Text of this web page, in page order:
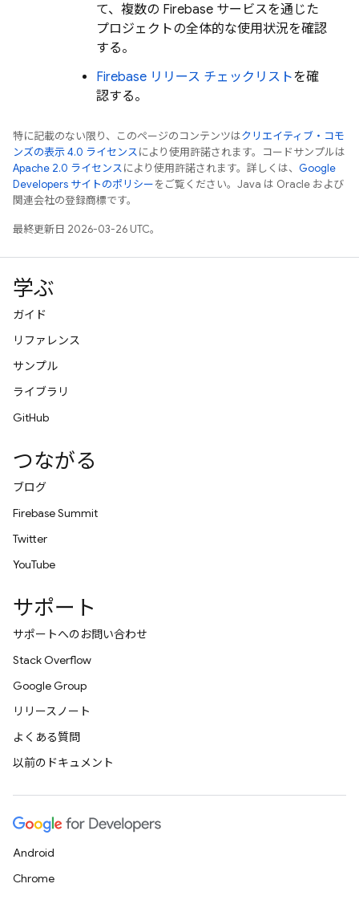
て、複数の Firebase サービスを通じた
プロジェクトの全体的な使用状況を確認
する。
Firebase リリース チェックリストを確
認する。
特に記載のない限り、このページのコンテンツはクリエイティブ・コモ
ンズの表示 4.0 ライセンスにより使用許諾されます。コードサンプルは
Apache 2.0 ライセンスにより使用許諾されます。詳しくは、 Google
Developers サイトのポリシーをご覧ください。Java は Oracle および
関連会社の登録商標です。
最終更新日 2026-03-26 UTC。
学ぶ
ガイド
リファレンス
サンプル
ライブラリ
GitHub
つながる
ブログ
Firebase Summit
Twitter
YouTube
サポート
サポートへのお問い合わせ
Stack Overflow
Google Group
リリースノート
よくある質問
以前のドキュメント
Android
Chrome